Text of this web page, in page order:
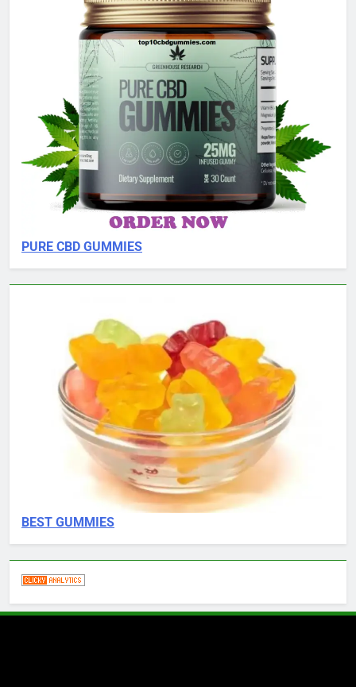
PURE CBD GUMMIES
BEST GUMMIES